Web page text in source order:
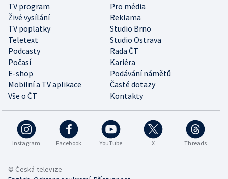
TV program
Pro média
Živé vysílání
Reklama
TV poplatky
Studio Brno
Teletext
Studio Ostrava
Podcasty
Rada ČT
Počasí
Kariéra
E-shop
Podávání námětů
Mobilní a TV aplikace
Časté dotazy
Vše o ČT
Kontakty
Instagram Facebook YouTube X Threads
© Česká televize